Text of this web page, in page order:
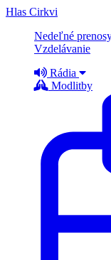
Hlas Cirkvi
Nedeľné
Vzdelávanie
Rádia
Modlitby